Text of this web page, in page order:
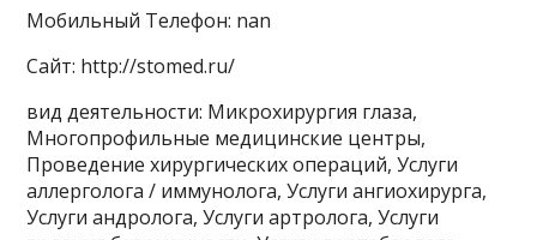
Мобильный Телефон: nan
Сайт: http://stomed.ru/
вид деятельности: Микрохирургия глаза,
Многопрофильные медицинские центры,
Проведение хирургических операций, Услуги
аллерголога / иммунолога, Услуги ангиохирурга,
Услуги андролога, Услуги артролога, Услуги